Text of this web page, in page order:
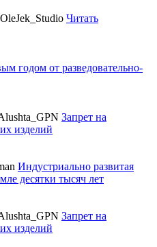
OleJek_Studio Читать
годом от разведовательно-
Запрет на
изделий
Индустриально развитая
десятки тысяч лет
Запрет на
изделий